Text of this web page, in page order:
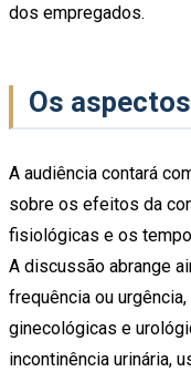
dos empregados.
Os
A audiência contará
sobre os efeitos da
fisiológicas e os
A discussão abrange
frequência ou
ginecológicas e
incontinência urinária,